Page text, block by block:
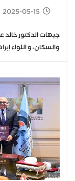
2025-05-15 6:08 PM
جيهات الدكتور خالد
والسكان، و اللواء